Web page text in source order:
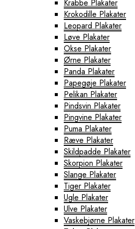
Krabbe Plakater
Krokodille Plakater
Leopard Plakater
Løve Plakater
Okse Plakater
Ørne Plakater
Panda Plakater
Papegøje Plakater
Pelikan Plakater
Pindsvin Plakater
Pingvine Plakater
Puma Plakater
Ræve Plakater
Skildpadde Plakater
Skorpion Plakater
Slange Plakater
Tiger Plakater
Ugle Plakater
Ulve Plakater
Vaskebjørne Plakater